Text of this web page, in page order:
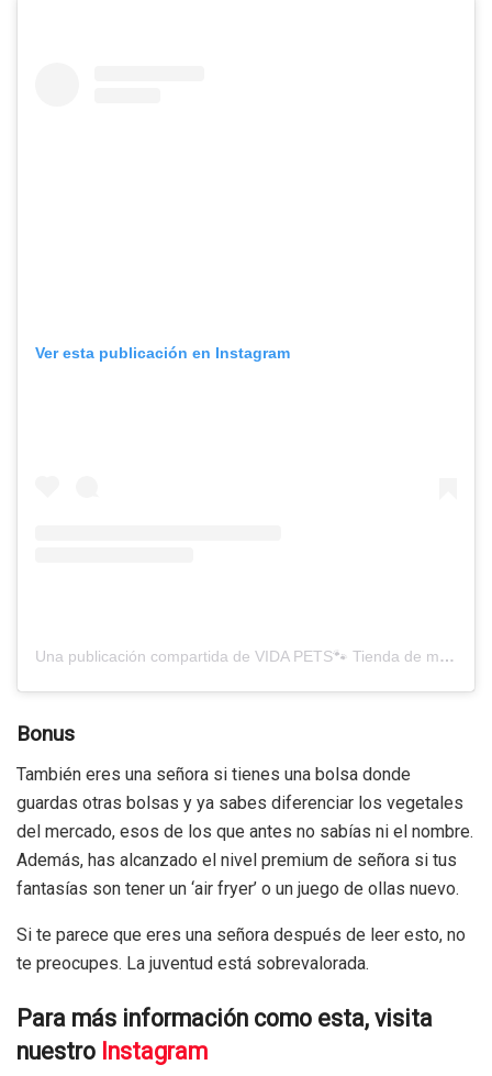
Ver esta publicación en Instagram
Una publicación compartida de VIDA PETS🐾 Tienda de mascotas (@vidapetsoficial)
Bonus
También eres una señora si tienes una bolsa donde
guardas otras bolsas y ya sabes diferenciar los vegetales
del mercado, esos de los que antes no sabías ni el nombre.
Además, has alcanzado el nivel premium de señora si tus
fantasías son tener un ‘air fryer’ o un juego de ollas nuevo.
Si te parece que eres una señora después de leer esto, no
te preocupes. La juventud está sobrevalorada.
Para más información como esta, visita
nuestro Instagram